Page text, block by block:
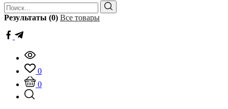
Результаты (0) Все товары
0
0